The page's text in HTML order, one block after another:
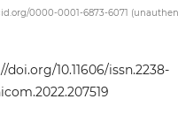
0000-0001-6873-6071
doi.org/10.11606/issn.2238-